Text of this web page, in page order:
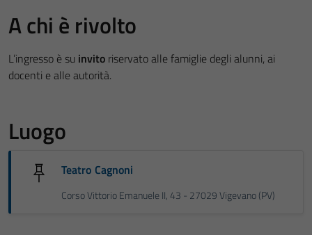
A chi è rivolto
L’ingresso è su invito riservato alle famiglie degli alunni, ai
docenti e alle autorità.
Luogo
Teatro Cagnoni
Corso Vittorio Emanuele II, 43 - 27029 Vigevano (PV)